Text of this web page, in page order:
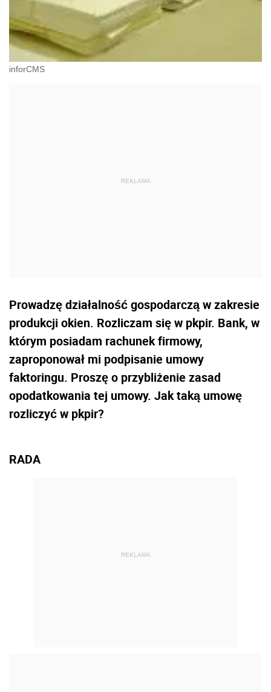
inforCMS
Prowadzę działalność gospodarczą w zakresie
produkcji okien. Rozliczam się w pkpir. Bank, w
którym posiadam rachunek firmowy,
zaproponował mi podpisanie umowy
faktoringu. Proszę o przybliżenie zasad
opodatkowania tej umowy. Jak taką umowę
rozliczyć w pkpir?
RADA
REKLAMA